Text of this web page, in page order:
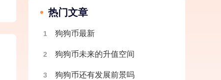
热门文章
1 狗狗币最新
2 狗狗币未来的升值空间
3 狗狗币还有发展前景吗